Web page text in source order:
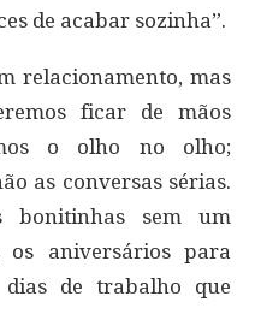
de acabar sozinha”.
relacionamento, mas
ficar de mãos
o olho no olho;
as conversas sérias.
bonitinhas sem um
os aniversários para
de trabalho que